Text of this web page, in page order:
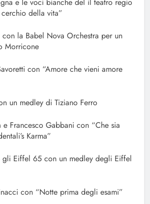
e le voci bianche del il teatro regio
della vita”
con la Babel Nova Orchestra per un
Morricone
con “Amore che vieni amore
un medley di Tiziano Ferro
Francesco Gabbani con “Che sia
Karma”
gli Eiffel 65 con un medley degli Eiffel
con “Notte prima degli esami”